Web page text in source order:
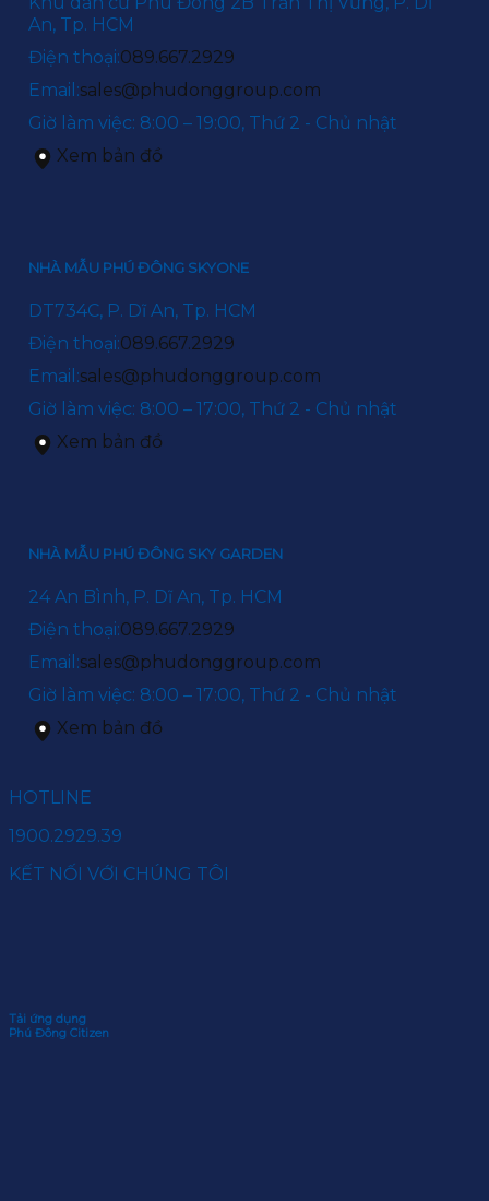
An, Tp. HCM
Điện thoại:089.667.2929
Email:sales@phudonggroup.com
Giờ làm việc: 8:00 – 19:00, Thứ 2 - Chủ nhật
Xem bản đồ
NHÀ MẪU PHÚ ĐÔNG SKYONE
DT734C, P. Dĩ An, Tp. HCM
Điện thoại:089.667.2929
Email:sales@phudonggroup.com
Giờ làm việc: 8:00 – 17:00, Thứ 2 - Chủ nhật
Xem bản đồ
NHÀ MẪU PHÚ ĐÔNG SKY GARDEN
24 An Bình, P. Dĩ An, Tp. HCM
Điện thoại:089.667.2929
Email:sales@phudonggroup.com
Giờ làm việc: 8:00 – 17:00, Thứ 2 - Chủ nhật
Xem bản đồ
HOTLINE
1900.2929.39
KẾT NỐI VỚI CHÚNG TÔI
Tải ứng dụng
Phú Đông Citizen